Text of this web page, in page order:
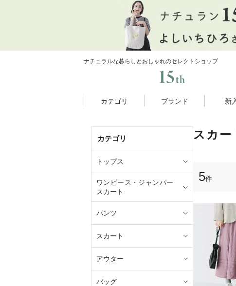
ナチュラルな暮らしとおしゃれのセレクトショップ
カテゴリ ブランド 新
カテゴリ
トップス
ワンピース・ジャンパー
スカート
パンツ
スカート
アウター
バッグ
スカー
5件